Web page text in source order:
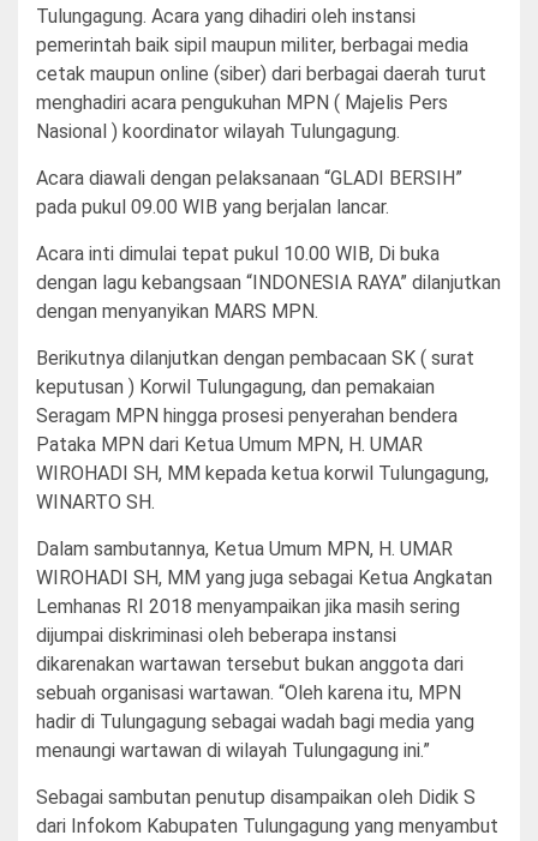
Tulungagung. Acara yang dihadiri oleh instansi
pemerintah baik sipil maupun militer, berbagai media
cetak maupun online (siber) dari berbagai daerah turut
menghadiri acara pengukuhan MPN ( Majelis Pers
Nasional ) koordinator wilayah Tulungagung.
Acara diawali dengan pelaksanaan “GLADI BERSIH”
pada pukul 09.00 WIB yang berjalan lancar.
Acara inti dimulai tepat pukul 10.00 WIB, Di buka
dengan lagu kebangsaan “INDONESIA RAYA” dilanjutkan
dengan menyanyikan MARS MPN.
Berikutnya dilanjutkan dengan pembacaan SK ( surat
keputusan ) Korwil Tulungagung, dan pemakaian
Seragam MPN hingga prosesi penyerahan bendera
Pataka MPN dari Ketua Umum MPN, H. UMAR
WIROHADI SH, MM kepada ketua korwil Tulungagung,
WINARTO SH.
Dalam sambutannya, Ketua Umum MPN, H. UMAR
WIROHADI SH, MM yang juga sebagai Ketua Angkatan
Lemhanas RI 2018 menyampaikan jika masih sering
dijumpai diskriminasi oleh beberapa instansi
dikarenakan wartawan tersebut bukan anggota dari
sebuah organisasi wartawan. “Oleh karena itu, MPN
hadir di Tulungagung sebagai wadah bagi media yang
menaungi wartawan di wilayah Tulungagung ini.”
Sebagai sambutan penutup disampaikan oleh Didik S
dari Infokom Kabupaten Tulungagung yang menyambut